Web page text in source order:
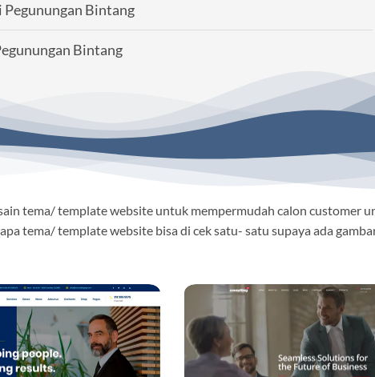
Bintang
Bintang
tema/ template website untuk mempermudah calon customer
tema/ template website bisa di cek satu- satu supaya ada